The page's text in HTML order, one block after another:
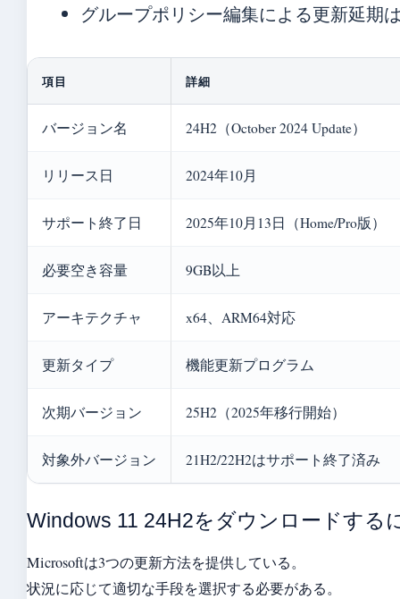
グループポリシー編集による更新延期
項目 詳細
バージョン名 24H2（October 2024 Update）
リリース日 2024年10月
サポート終了日 2025年10月13日（Home/Pro版）
必要空き容量 9GB以上
アーキテクチャ x64、ARM64対応
更新タイプ 機能更新プログラム
次期バージョン 25H2（2025年移行開始）
対象外バージョン 21H2/22H2はサポート終了済み
Windows 11 24H2をダウンロードする
Microsoftは3つの更新方法を提供している。
状況に応じて適切な手段を選択する必要がある。